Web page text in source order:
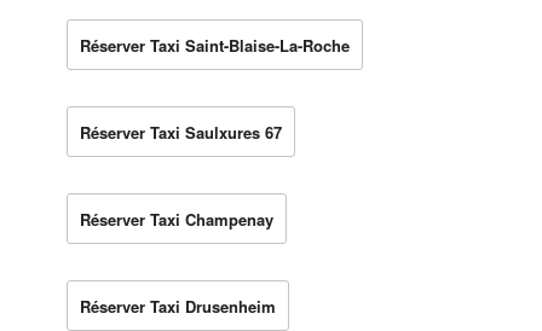
Réserver Taxi Saint-Blaise-La-Roche
Réserver Taxi Saulxures 67
Réserver Taxi Champenay
Réserver Taxi Drusenheim